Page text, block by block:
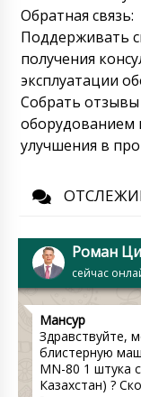
Обратная связь:
Поддерживать
получения
эксплуатации
Собрать
оборудованием
улучшения в
Роман
сейчас
Роман
Софья,
складе.
Яна
Миксер с
какой там
Как
Мансур
Здравствуйте,
блистерную
MN-80 1 штука
Казахстан) ?